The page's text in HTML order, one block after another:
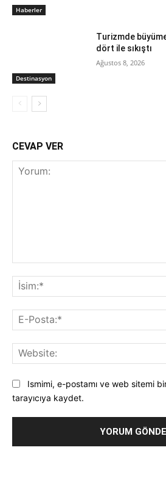
Haberler
Destinasyon
Turizmde
dört ile sıkıştı
Ağustos 8, 2026
CEVAP VER
Ismimi, e-postamı ve web sitemi
tarayıcıya kaydet.